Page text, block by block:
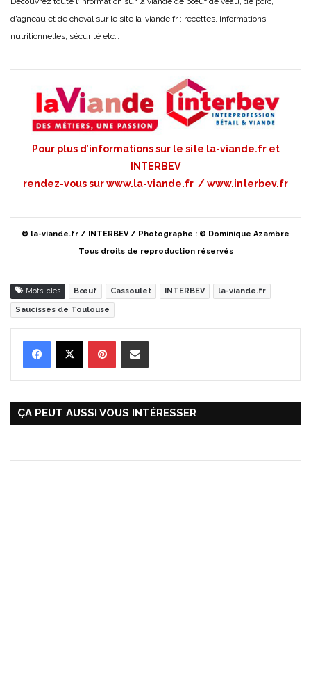
d'agneau et de cheval sur le site la-viande.fr: recettes, informations
nutritionnelles, sécurité etc…
Pour plus d’informations sur le site la-viande.fr et
INTERBEV
rendez-vous surwww.la-viande.fr /www.interbev.fr
© la-viande.fr / INTERBEV / Photographe : © Dominique Azambre
Tous droits de reproduction réservés
Mots-clés Bœuf Cassoulet INTERBEV la-viande.fr
Saucisses de Toulouse
ÇA PEUT AUSSI VOUS INTÉRESSER